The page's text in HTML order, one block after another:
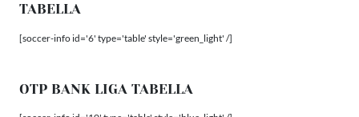
TABELLA
[soccer-info id='6' type='table' style='green_light' /]
OTP BANK LIGA TABELLA